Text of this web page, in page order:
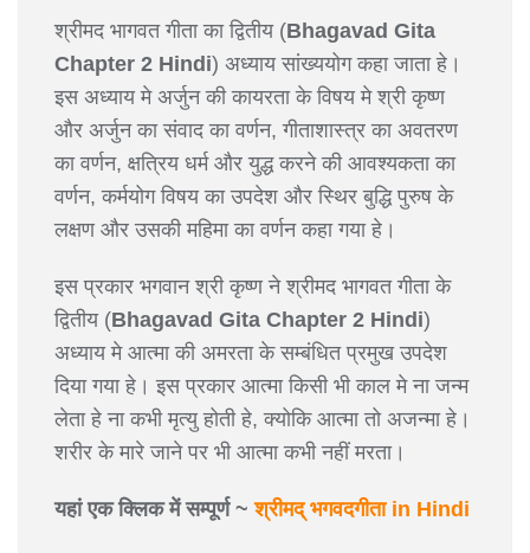
श्रीमद भागवत गीता का द्वितीय (Bhagavad Gita
Chapter 2 Hindi) अध्याय सांख्ययोग कहा जाता हे।
इस अध्याय मे अर्जुन की कायरता के विषय मे श्री कृष्ण
और अर्जुन का संवाद का वर्णन, गीताशास्त्र का अवतरण
का वर्णन, क्षत्रिय धर्म और युद्ध करने की आवश्यकता का
वर्णन, कर्मयोग विषय का उपदेश और स्थिर बुद्धि पुरुष के
लक्षण और उसकी महिमा का वर्णन कहा गया हे।
इस प्रकार भगवान श्री कृष्ण ने श्रीमद भागवत गीता के
द्वितीय (Bhagavad Gita Chapter 2 Hindi)
अध्याय मे आत्मा की अमरता के सम्बंधित प्रमुख उपदेश
दिया गया हे। इस प्रकार आत्मा किसी भी काल मे ना जन्म
लेता हे ना कभी मृत्यु होती हे, क्योकि आत्मा तो अजन्मा हे।
शरीर के मारे जाने पर भी आत्मा कभी नहीं मरता।
यहां एक क्लिक में सम्पूर्ण ~श्रीमद् भगवदगीता in Hindi